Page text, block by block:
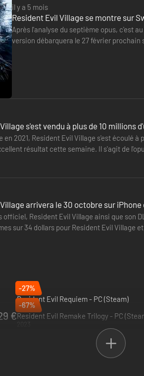
il y a 5 mois
Resident Evil Village se montre sur
Après l'analyse du septième opus, c'est
version débarquera le 27 février prochain
s'est vendu à plus de 10 millions
en 2021, Resident Evil Village s'est écoulé
résultat cette semaine. Il s'agit de
arrivera le 30 octobre sur iPhone
officiel, Resident Evil Village ainsi que son
sur 34 dollars pour Resident Evil Village
-27%
Resident Evil Requiem - PC (Steam)
2026
€
-67%
Resident Evil Remake Trilogy - PC